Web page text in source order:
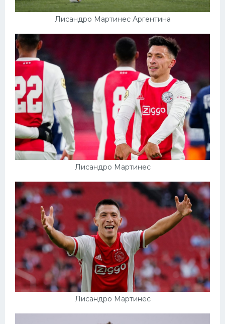
Лисандро Мартинес Аргентина
Лисандро Мартинес
Лисандро Мартинес